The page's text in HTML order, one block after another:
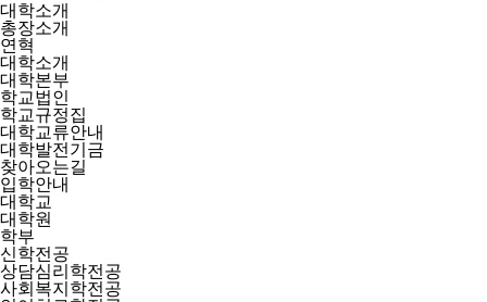
대학소개
총장소개
연혁
대학소개
대학본부
학교법인
학교규정집
대학교류안내
대학발전기금
찾아오는길
입학안내
대학교
대학원
학부
신학전공
상담심리학전공
사회복지학전공